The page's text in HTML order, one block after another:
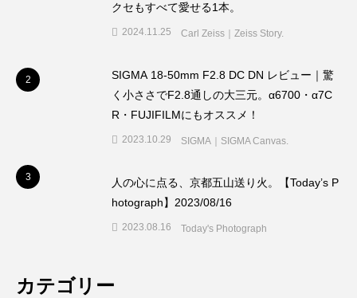
クセもすべて愛せる1本。
2024.11.25 Carl Zeiss｜Zeiss Story.
2
SIGMA 18-50mm F2.8 DC DN レビュー｜驚
く小ささでF2.8通しの大三元。α6700・α7C
R・FUJIFILMにもオススメ！
2023.10.29 SIGMA｜SIGMA Canvas.
3
人の心に点る、京都五山送り火。【Today’s P
hotograph】2023/08/16
2023.08.16 Today's Photograph
カテゴリー